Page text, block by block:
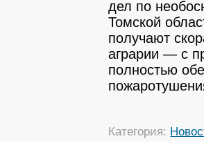
дел по
Томской
получают
аграрии — с
полностью
Категория: